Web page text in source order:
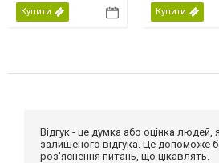
Купити Купити
Відгук - це думка або оцінка
залишеного відгука. Це допоможе
роз'яснення питань, що цікавлять.